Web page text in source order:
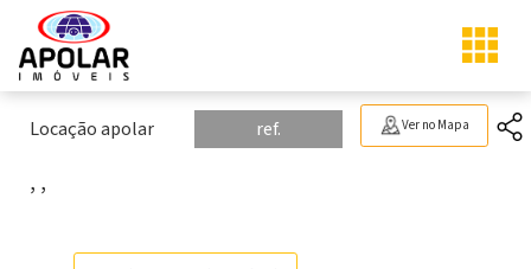
Ver no Mapa
Locação apolar ref.
, ,